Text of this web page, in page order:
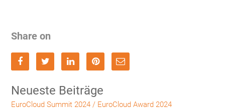
Share on
Neueste Beiträge
EuroCloud Summit 2024 / EuroCloud Award 2024